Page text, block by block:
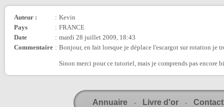
Auteur : : Kevin
Pays
: FRANCE
Date
: mardi 28 juillet 2009, 18:43
Commentaire : Bonjour, en fait lorsque je déplace l'escargot sur rotation je
Sinon merci pour ce tutoriel, mais je comprends pas encore
Annuaire - Livre d'or - Contact